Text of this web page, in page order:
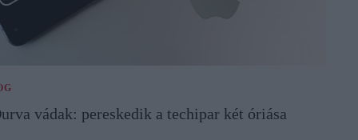
vádak: pereskedik a techipar két óriása